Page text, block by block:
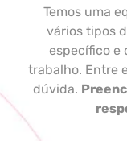
Temos uma
vários tipos
específico e
trabalho. Entre
dúvida.